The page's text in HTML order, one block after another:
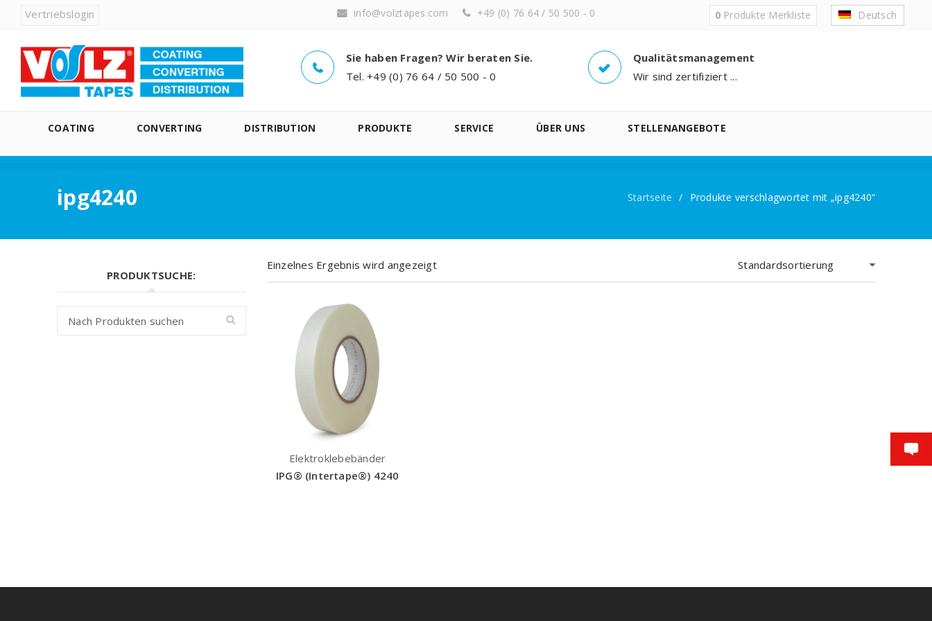
Vertriebslogin info@volztapes.com +49 (0) 76 64 / 50 500 - 0 0Produkte Merkliste Deutsch
Sie haben Fragen? Wir beraten Sie.
Tel. +49 (0) 76 64 / 50 500 - 0
Qualitätsmanagement
Wir sind zertifiziert ...
COATING CONVERTING DISTRIBUTION PRODUKTE SERVICE ÜBER UNS STELLENANGEBOTE
ipg4240 Startseite / Produkte verschlagwortet mit „ipg4240“
PRODUKTSUCHE:
Einzelnes Ergebnis wird angezeigt Standardsortierung
Elektroklebebänder
IPG® (Intertape®) 4240